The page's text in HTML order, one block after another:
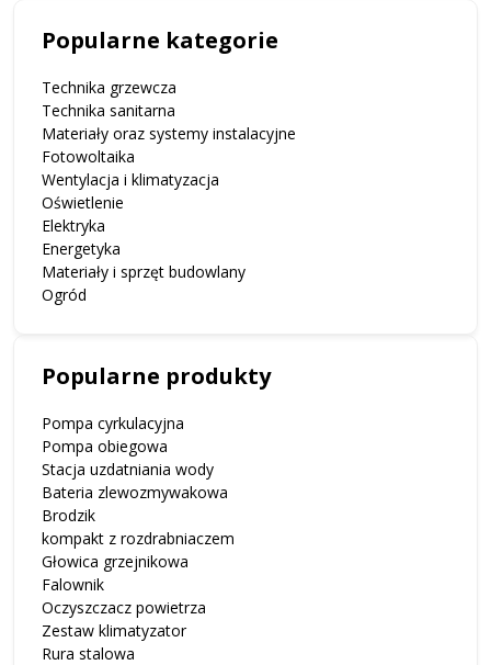
Popularne kategorie
Technika grzewcza
Technika sanitarna
Materiały oraz systemy instalacyjne
Fotowoltaika
Wentylacja i klimatyzacja
Oświetlenie
Elektryka
Energetyka
Materiały i sprzęt budowlany
Ogród
Popularne produkty
Pompa cyrkulacyjna
Pompa obiegowa
Stacja uzdatniania wody
Bateria zlewozmywakowa
Brodzik
kompakt z rozdrabniaczem
Głowica grzejnikowa
Falownik
Oczyszczacz powietrza
Zestaw klimatyzator
Rura stalowa